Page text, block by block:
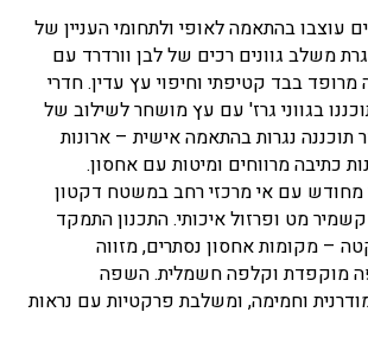
עוצבו בהתאמה לאופי ולתחומי העניין של
משלב גוונים רכים של לבן וורדרד עם
מרופד בבד קטיפתי וחיפוי עץ עדין. חדרי
בגווני גרז' עם עץ מושחר לשילוב של
תוכננה נגרות בהתאמה אישית –ארונות
כתיבה מרווחים ומיטות עם אחסון.
מחודש עם אי מרכזי רחב במשטח דקטון
קשמיר מט ופרזול איכותי. התכנון התמקד
–מקומות אחסון נסתרים, מזווה
מוקפדת וקלפה חשמלית. השפה
וחמימה, ומשלבת פרקטיות עם נראות